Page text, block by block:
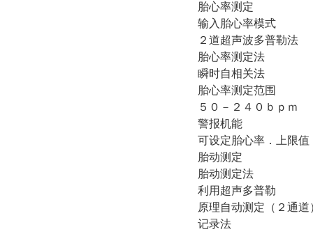
胎心率测定
输入胎心率模式
２道超声波多普勒法
胎心率测定法
瞬时自相关法
胎心率测定范围
５０－２４０ｂｐｍ
警报机能
可设定胎心率．上限
胎动测定
胎动测定法
利用超声多普勒
原理自动测定（２通道
记录法